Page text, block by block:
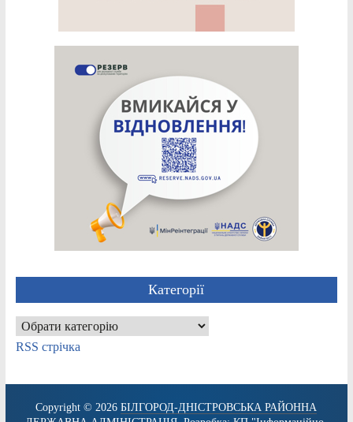
Категорії
Категорії
RSS стрічка
Copyright © 2026БІЛГОРОД-ДНІСТРОВСЬКА РАЙОННА